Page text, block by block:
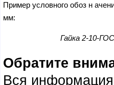
Пример условного обоз н
мм:
Гайка 2-10-
Обратите
Вся